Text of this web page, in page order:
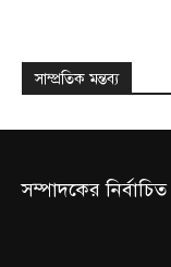
সাম্প্রতিক মন্তব্য
সম্পাদকের নির্বাচিত